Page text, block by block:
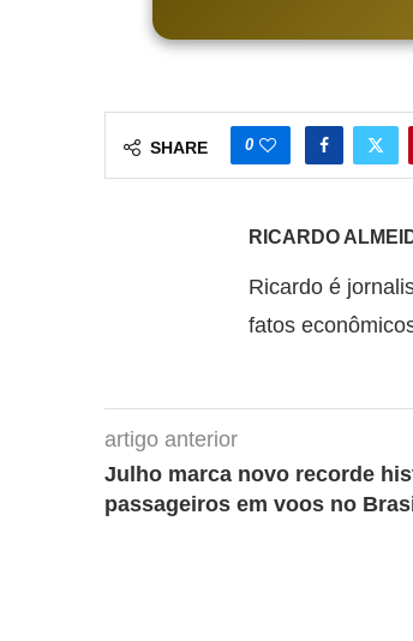
SHARE 0
RICARDO
Ricardo é
fatos
artigo anterior
Julho marca novo recorde
passageiros em voos no